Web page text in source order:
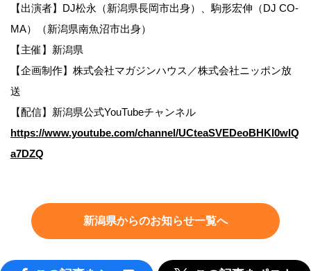
【出演者】DJ松永（新潟県長岡市出身）、駒形宏伸（DJ CO-
MA）（新潟県南魚沼市出身）
【主催】新潟県
【企画制作】株式会社マガジンハウス／株式会社ニッポン放
送
【配信】新潟県公式YouTubeチャンネル
https://www.youtube.com/channel/UCteaSVEDeoBHKl0wlQ
a7DZQ
新潟県からのお知らせ一覧へ